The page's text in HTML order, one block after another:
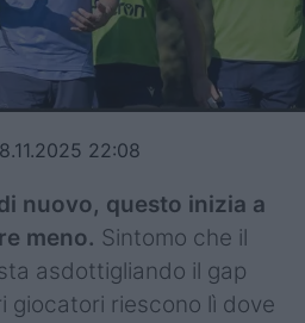
22:08
nuovo, questo inizia a
meno. Sintomo che il
asdottigliando il gap
giocatori riescono lì dove